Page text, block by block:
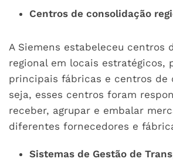
Centros de consolidação
A Siemens estabeleceu centros
regional em locais estratégicos,
principais fábricas e centros de
seja, esses centros foram
receber, agrupar e embalar
diferentes fornecedores e
Sistemas de Gestão de